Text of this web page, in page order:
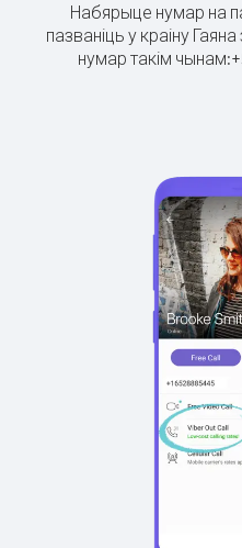
Набярыце нумар на
пазваніць у краіну
нумар такім чынам:+